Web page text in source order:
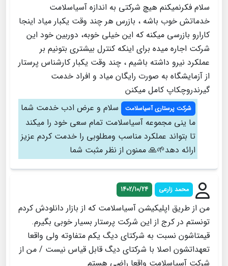
سلام فکر‌نمیکنم هیچ شرکتی به اندازه آسیاسلامت
خدماتش خوب باشه ، بازرس هر چند وقت یکبار میاد اینجا
کارارو بازرسی میکنه که این خیلی خوبه، دوربین خود این
شرکت اجاره میده برای اینکه کنترل بیشتری بتونیم بر
عملکرد نیرو داشته باشیم ، چند وقت یکبار کارشناس پرستار
از آزمایشگاه به صورت رایگان میاد و افراد خدمت
گیرندرو‌چکاپ کامل میکنن
شرکت پرستاری آسیاسلامت
سلام و عرض ادب خدمت شما
ما ینی مجموعه آسیاسلامت تمام سعی خود را میکند
تا بتواند عملکرد مناسب و‌مطلوبی را خدمت کردم عزیز
ارائه دهد🌱🙏 ممنون از نظر مثبت شما
محمد زارعی 1402/10/24
من از طریق اپلیکیشن آسیاسلامت که از بازار دانلودش کردم
تونستم در کرج از این شرکت پرستار بسیار خوبی بگیرم.
قیمتاشون نسبت به شرکتای دیگ یکم متفاوته ولی واقعا
تعهداتشون اصلا با شرکتای دیگ قابل قیاس نیست / من از
شرکت آسیاسلامت واقعا راضی هستم